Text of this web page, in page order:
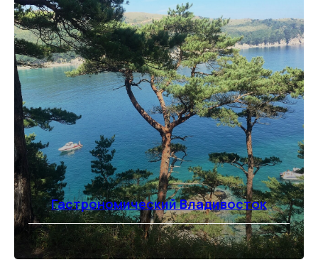
Гастрономический Владивосток